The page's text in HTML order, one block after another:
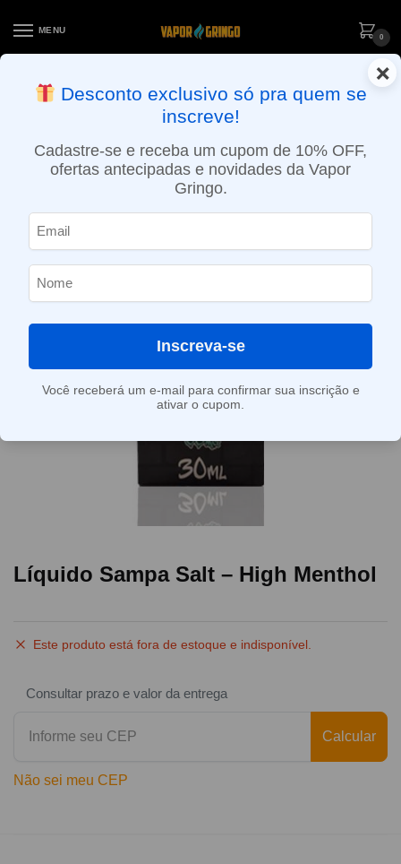
MENU
0
ENTREGA NO MESMO DIA EM SÃO PAULO (SEG A SEX): PEDIDOS
APROVADOS ATÉ 15:30 VIA MOTOBOY
Líquido Sampa Salt – High Menthol
Este produto está fora de estoque e indisponível.
Consultar prazo e valor da entrega
Calcular
Não sei meu CEP
×
Desconto exclusivo só pra quem se
inscreve!
Cadastre-se e receba um cupom de 10% OFF,
ofertas antecipadas e novidades da Vapor
Gringo.
Inscreva-se
Você receberá um e-mail para confirmar sua inscrição e
ativar o cupom.